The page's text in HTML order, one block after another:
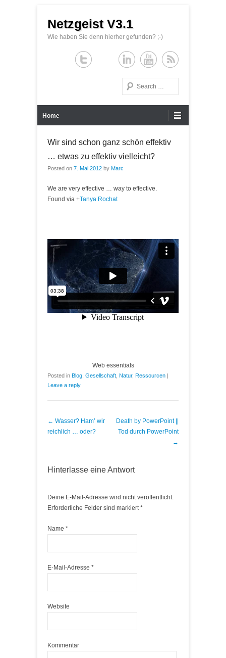
Netzgeist V3.1
Wie haben Sie denn hierher gefunden? ;-)
Search
Home
Wir sind schon ganz schön effektiv
… etwas zu effektiv vielleicht?
Posted on 7. Mai 2012 by Marc
We are very effective … way to effective.
Found via +Tanya Rochat
Web essentials
Posted in Blog Gesellschaft Natur, Ressourcen |
Leave a reply
Post navigation
← Wasser? Ham’ wir
reichlich … oder?
Death by PowerPoint ||
Tod durch PowerPoint
→
Hinterlasse eine Antwort
Deine E-Mail-Adresse wird nicht veröffentlicht.
Erforderliche Felder sind markiert*
Name *
E-Mail-Adresse *
Website
Kommentar